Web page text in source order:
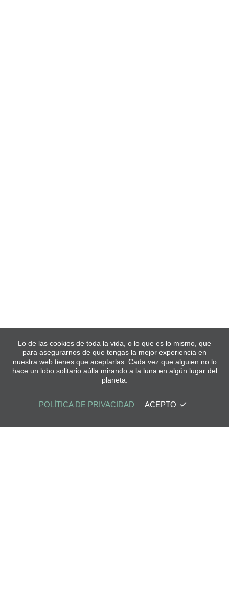
Lo de las cookies de toda la vida, o lo que es lo mismo, que
para asegurarnos de que tengas la mejor experiencia en
nuestra web tienes que aceptarlas. Cada vez que alguien no lo
hace un lobo solitario aúlla mirando a la luna en algún lugar del
planeta.
POLÍTICA DE PRIVACIDAD ACEPTO